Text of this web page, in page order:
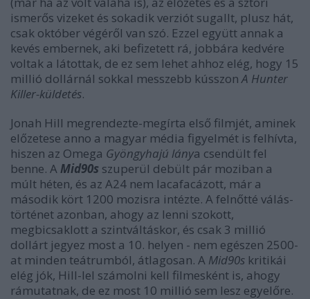
ismerős vizeket és sokadik verziót sugallt, plusz hát,
csak október végéről van szó. Ezzel együtt annak a
kevés embernek, aki befizetett rá, jobbára kedvére
voltak a látottak, de ez sem lehet ahhoz elég, hogy 15
millió dollárnál sokkal messzebb kússzonA Hunter
Killer-küldetés.
Jonah Hill megrendezte-megírta első filmjét, aminek
előzetese anno a magyar média figyelmét is felhívta,
hiszen az Omega Gyöngyhajú lánya csendült fel
benne. AMid90s szuperül debült pár moziban a
múlt héten, és az A24 nem lacafacázott, már a
második kört 1200 mozisra intézte. A felnőtté válás-
történet azonban, ahogy az lenni szokott,
megbicsaklott a szintváltáskor, és csak 3 millió
dollárt jegyez most a 10. helyen - nem egészen 2500-
at minden teátrumból, átlagosan. A Mid90s kritikái
elég jók, Hill-lel számolni kell filmesként is, ahogy
rámutatnak, de ez most 10 millió sem lesz egyelőre.